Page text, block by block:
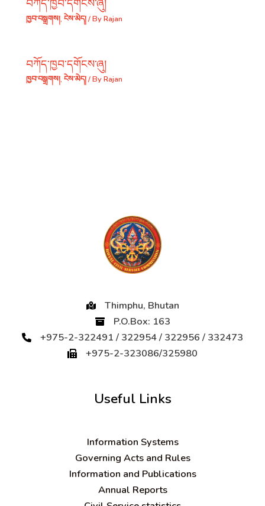
བཀོད་ཁྱབ་དགོངས་ཞུ།
ཁྱབ་བསྒྲགས།, ངེས་མེད།/ ByRajan
བཀོད་ཁྱབ་དགོངས་ཞུ།
ཁྱབ་བསྒྲགས།, ངེས་མེད།/ ByRajan
Thimphu, Bhutan
P.O.Box: 163
+975-2-322491 / 322954 / 322956 / 332473
+975-2-323086/325980
Useful Links
Information Systems
Governing Acts and Rules
Information and Publications
Annual Reports